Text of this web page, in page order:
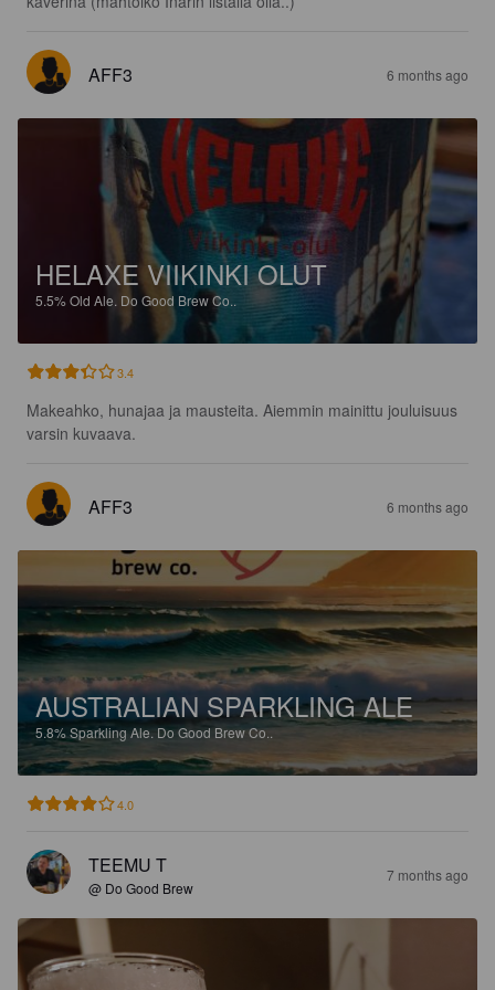
AFF3 6 months ago
HELAXE VIIKINKI OLUT
5.5%Old Ale. Do Good Brew Co..
3.4
Makeahko, hunajaa ja mausteita. Aiemmin mainittu jouluisuus
varsin kuvaava.
AFF3 6 months ago
AUSTRALIAN SPARKLING ALE
5.8%Sparkling Ale.Do Good Brew Co..
4.0
TEEMU T
@ Do Good Brew
7 months ago